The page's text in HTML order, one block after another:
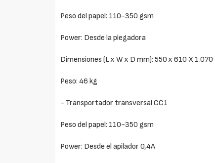
Peso del papel: 110-350 gsm
Power: Desde la plegadora
Dimensiones (L x W x D mm): 550 x 610 X 1.070
Peso: 46 kg
- Transportador transversal CC1
Peso del papel: 110-350 gsm
Power: Desde el apilador 0,4A